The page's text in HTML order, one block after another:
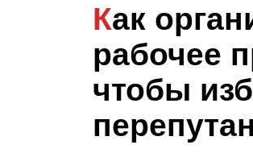
Как организовать
рабочее
чтобы